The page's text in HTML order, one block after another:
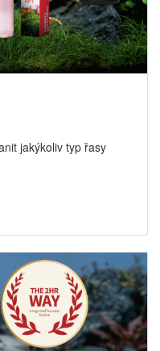
jakýkoliv typ řasy